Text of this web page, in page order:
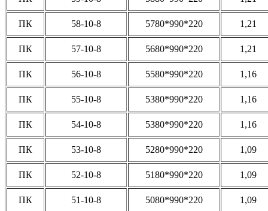
ПК 58-10-8 5780*990*220 1,21
ПК 57-10-8 5680*990*220 1,21
ПК 56-10-8 5580*990*220 1,16
ПК 55-10-8 5380*990*220 1,16
ПК 54-10-8 5380*990*220 1,16
ПК 53-10-8 5280*990*220 1,09
ПК 52-10-8 5180*990*220 1,09
ПК 51-10-8 5080*990*220 1,09